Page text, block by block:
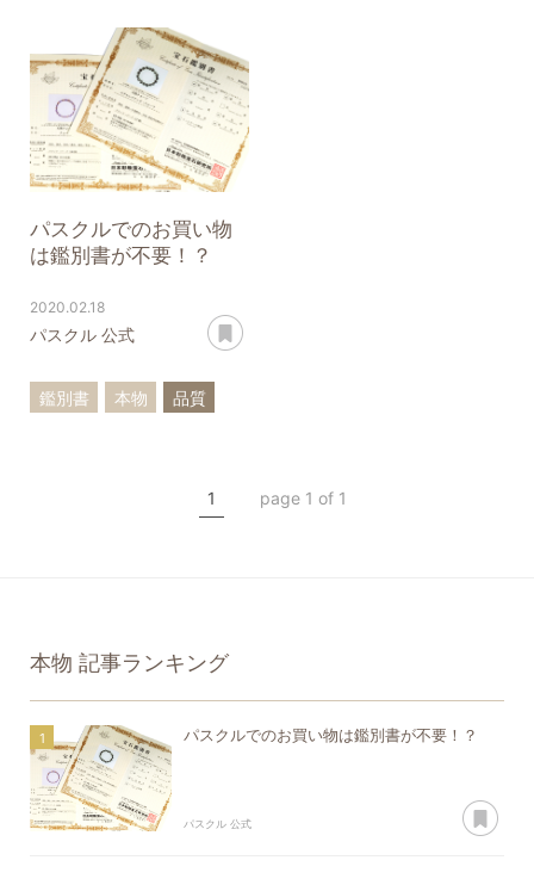
パスクルでのお買い物
は鑑別書が不要！？
2020.02.18
パスクル 公式
鑑別書 本物
品質
1 page 1 of 1
本物 記事ランキング
パスクルでのお買い物は鑑別書が不要！？
パスクル 公式